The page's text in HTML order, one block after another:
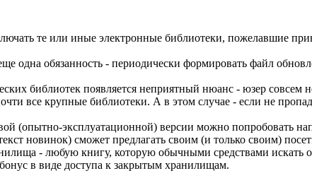
те или иные электронные библиотеки, пожелавшие
одна обязанность - периодически формировать файл
библиотек появляется неприятный нюанс - юзер совсем
все крупные библиотеки. А в этом случае - если не
(опытно-эксплуатационной) версии можно попробовать
новинок) сможет предлагать своим (и только своим)
- любую книгу, которую обычными средствами искать
в виде доступа к закрытым хранилищам.